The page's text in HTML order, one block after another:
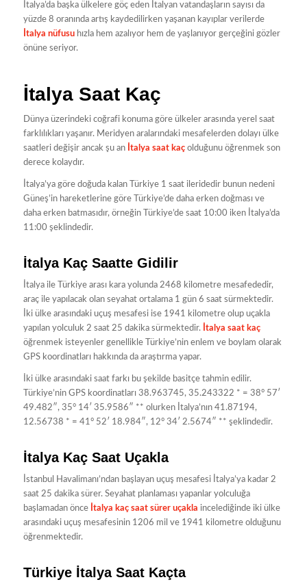
İtalya’da başka ülkelere göç eden İtalyan vatandaşların sayısı da
yüzde 8 oranında artış kaydedilirken yaşanan kayıplar verilerde
İtalya nüfusuhızla hem azalıyor hem de yaşlanıyor gerçeğini gözler
önüne seriyor.
İtalya Saat Kaç
Dünya üzerindeki coğrafi konuma göre ülkeler arasında yerel saat
farklılıkları yaşanır. Meridyen aralarındaki mesafelerden dolayı ülke
saatleri değişir ancak şu an İtalya saat kaçolduğunu öğrenmek son
derece kolaydır.
İtalya’ya göre doğuda kalan Türkiye 1 saat ileridedir bunun nedeni
Güneş’in hareketlerine göre Türkiye’de daha erken doğması ve
daha erken batmasıdır, örneğin Türkiye’de saat 10:00 iken İtalya’da
11:00 şeklindedir.
İtalya Kaç Saatte Gidilir
İtalya ile Türkiye arası kara yolunda 2468 kilometre mesafededir,
araç ile yapılacak olan seyahat ortalama 1 gün 6 saat sürmektedir.
İki ülke arasındaki uçuş mesafesi ise 1941 kilometre olup uçakla
yapılan yolculuk 2 saat 25 dakika sürmektedir. İtalya saat kaç
öğrenmek isteyenler genellikle Türkiye’nin enlem ve boylam olarak
GPS koordinatları hakkında da araştırma yapar.
İki ülke arasındaki saat farkı bu şekilde basitçe tahmin edilir.
Türkiye’nin GPS koordinatları 38.963745, 35.243322 * = 38° 57′
49.482″, 35° 14′ 35.9586″ ** olurken İtalya’nın 41.87194,
12.56738 * = 41° 52′ 18.984″, 12° 34′ 2.5674″ ** şeklindedir.
İtalya Kaç Saat Uçakla
İstanbul Havalimanı’ndan başlayan uçuş mesafesi İtalya’ya kadar 2
saat 25 dakika sürer. Seyahat planlaması yapanlar yolculuğa
başlamadan önce İtalya kaç saat sürer uçakla incelediğinde iki ülke
arasındaki uçuş mesafesinin 1206 mil ve 1941 kilometre olduğunu
öğrenmektedir.
Türkiye İtalya Saat Kaçta